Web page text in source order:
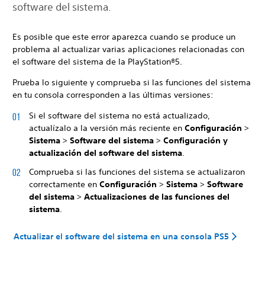
software del sistema.
Es posible que este error aparezca cuando se produce un
problema al actualizar varias aplicaciones relacionadas con
el software del sistema de la PlayStation®5.
Prueba lo siguiente y comprueba si las funciones del sistema
en tu consola corresponden a las últimas versiones:
Si el software del sistema no está actualizado,
actualízalo a la versión más reciente en Configuración >
Sistema > Software del sistema > Configuración y
actualización del software del sistema.
Comprueba si las funciones del sistema se actualizaron
correctamente en Configuración > Sistema > Software
del sistema > Actualizaciones de las funciones del
sistema
Actualizar el software del sistema en una consola PS5